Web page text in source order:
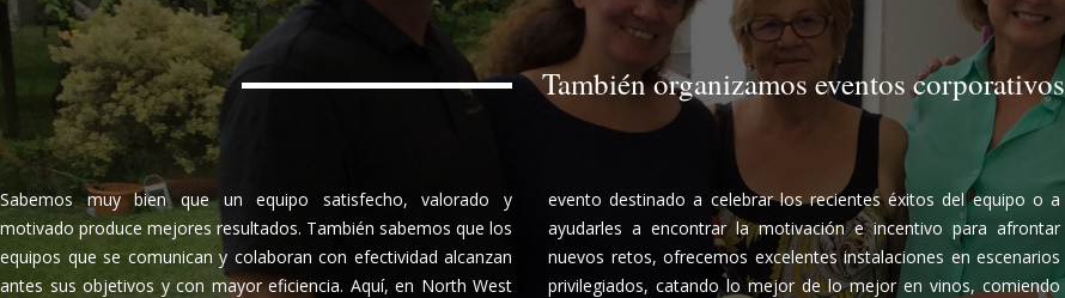
También organizamos eventos corporativos
Sabemos muy bien que un equipo satisfecho, valorado y
motivado produce mejores resultados. También sabemos que los
equipos que se comunican y colaboran con efectividad alcanzan
antes sus objetivos y con mayor eficiencia. Aquí, en North West
evento destinado a celebrar los recientes éxitos del equipo o a
ayudarles a encontrar la motivación e incentivo para afrontar
nuevos retos, ofrecemos excelentes instalaciones en escenarios
privilegiados, catando lo mejor de lo mejor en vinos, comiendo